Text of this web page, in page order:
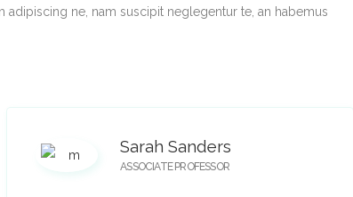
ne, nam suscipit neglegentur te, an habemus
Sarah Sanders
ASSOCIATE PROFESSOR